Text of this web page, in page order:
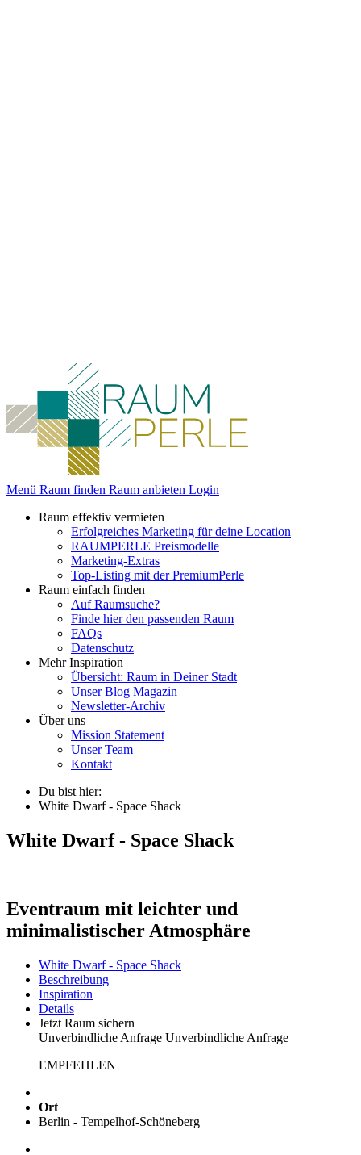
Menü Raum finden Raum anbieten Login
Raum effektiv vermieten
Erfolgreiches Marketing für deine Location
RAUMPERLE Preismodelle
Marketing-Extras
Top-Listing mit der PremiumPerle
Raum einfach finden
Auf Raumsuche?
Finde hier den passenden Raum
FAQs
Datenschutz
Mehr Inspiration
Übersicht: Raum in Deiner Stadt
Unser Blog Magazin
Newsletter-Archiv
Über uns
Mission Statement
Unser Team
Kontakt
Du bist hier:
White Dwarf - Space Shack
White Dwarf - Space Shack
Eventraum mit leichter und
minimalistischer Atmosphäre
White Dwarf - Space Shack
Beschreibung
Inspiration
Details
Jetzt Raum sichern
Unverbindliche Anfrage Unverbindliche Anfrage
EMPFEHLEN
Ort
Berlin - Tempelhof-Schöneberg